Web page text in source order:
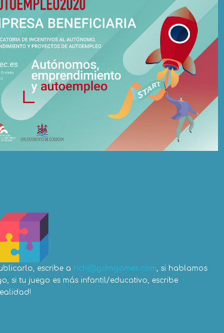
escribe a richi@gdmgames.com , si hablamos
si tu juego es más infantil/educativo, escribe